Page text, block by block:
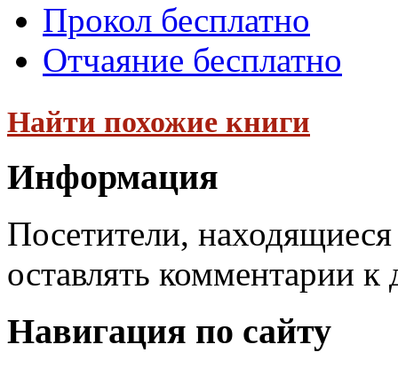
Прокол бесплатно
Отчаяние бесплатно
Найти похожие книги
Информация
Посетители,
оставлять комментарии к
Навигация по сайту